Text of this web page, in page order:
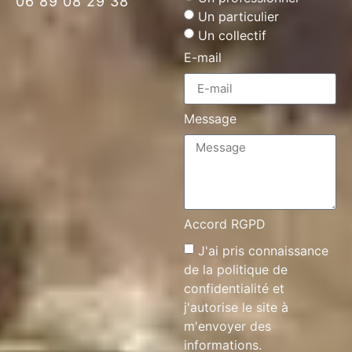
Un particulier
Un collectif
E-mail
Message
Accord RGPD
J'ai pris connaissance
de la politique de
confidentialité et
j'autorise le site à
m'envoyer des
informations.